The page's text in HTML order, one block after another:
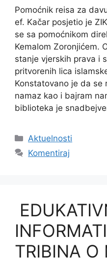
Pomoćnik reisa za
ef. Kačar posjetio je
se sa pomoćnikom
Kemalom Zoronjićem.
stanje vjerskih prava i
pritvorenih lica
Konstatovano je da se
namaz kao i bajram
biblioteka je
Kategorije
Aktuelnosti
Komentiraj
TRIBINA O